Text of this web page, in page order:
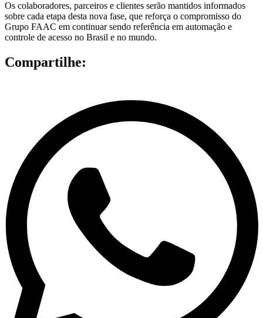
Os colaboradores, parceiros e clientes serão mantidos informados
sobre cada etapa desta nova fase, que reforça o compromisso do
Grupo FAAC em continuar sendo referência em automação e
controle de acesso no Brasil e no mundo.
Compartilhe: